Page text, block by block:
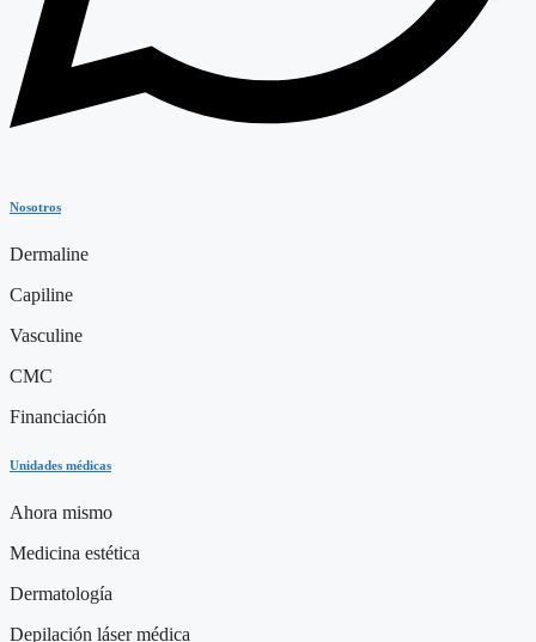
Nosotros
Dermaline
Capiline
Vasculine
CMC
Financiación
Unidades médicas
Ahora mismo
Medicina estética
Dermatología
Depilación láser médica